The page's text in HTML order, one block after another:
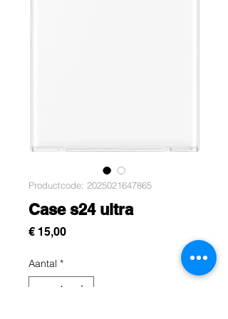
Productcode: 2025021647865
Case s24 ultra
€ 15,00Prijs
Aantal *